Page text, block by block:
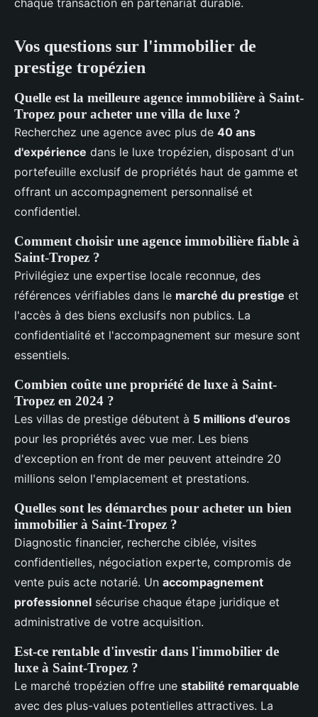
Vos questions sur l'immobilier de
prestige tropézien
Quelle est la meilleure agence immobilière à Saint-
Tropez pour acheter une villa de luxe ?
Recherchez une agence avec plus de 40 ans
d'expérience dans le luxe tropézien, disposant d'un
portefeuille exclusif de propriétés haut de gamme et
offrant un accompagnement personnalisé et
confidentiel.
Comment choisir une agence immobilière fiable à
Saint-Tropez ?
Privilégiez une expertise locale reconnue, des
références vérifiables dans le marché du prestige et
l'accès à des biens exclusifs non publics. La
confidentialité et l'accompagnement sur mesure sont
essentiels.
Combien coûte une propriété de luxe à Saint-
Tropez en 2024 ?
Les villas de prestige débutent à 5 millions d'euros
pour les propriétés avec vue mer. Les biens
d'exception en front de mer peuvent atteindre 20
millions selon l'emplacement et prestations.
Quelles sont les démarches pour acheter un bien
immobilier à Saint-Tropez ?
Diagnostic financier, recherche ciblée, visites
confidentielles, négociation experte, compromis de
vente puis acte notarié. Un accompagnement
professionnel sécurise chaque étape juridique et
administrative de votre acquisition.
Est-ce rentable d'investir dans l'immobilier de
luxe à Saint-Tropez ?
Le marché tropézien offre une stabilité remarquable
avec des plus-values potentielles attractives. La